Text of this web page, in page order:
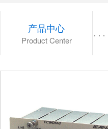
产品中心
Product Center